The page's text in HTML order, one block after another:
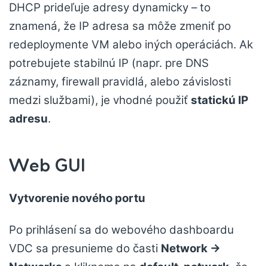
DHCP prideľuje adresy dynamicky – to
znamená, že IP adresa sa môže zmeniť po
redeploymente VM alebo iných operáciách. Ak
potrebujete stabilnú IP (napr. pre DNS
záznamy, firewall pravidlá, alebo závislosti
medzi službami), je vhodné použiť statickú IP
adresu.
Web GUI
Vytvorenie nového portu
Po prihlásení sa do webového dashboardu
VDC sa presunieme do časti Network →